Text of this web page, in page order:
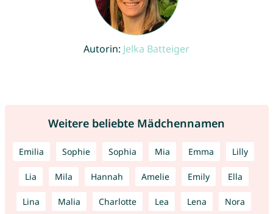
Autorin: Jelka Batteiger
Weitere beliebte Mädchennamen
Emilia Sophie Sophia Mia Emma Lilly
Lia Mila Hannah Amelie Emily Ella
Lina Malia Charlotte Lea Lena Nora